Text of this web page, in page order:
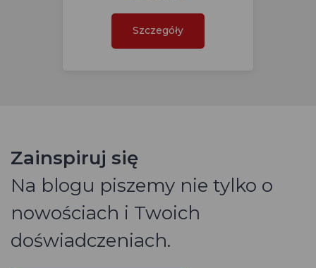
Szczegóły
Zainspiruj się
Na blogu piszemy nie tylko o
nowościach i Twoich
doświadczeniach.